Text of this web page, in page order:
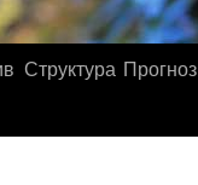
Структура